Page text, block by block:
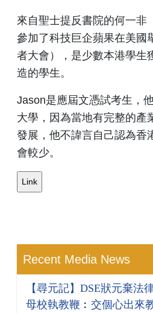
來自聖士提反書院的何一非
參加了科技巨企蘋果在美國
者大會），是少數本港學生
造的學生。
Jason是應屆文憑試考生，
大學，因為當地有完整的產
發展，他不諱言自己認為香
會較少。
Recent Media News
【尋元記】DSE狀元棄
母校執教鞭︰交個心出來